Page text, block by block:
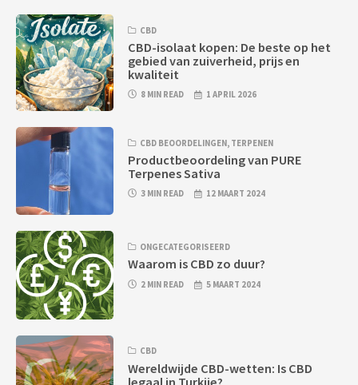
CBD
CBD-isolaat kopen: De beste op het
gebied van zuiverheid, prijs en
kwaliteit
8 MIN READ 1 APRIL 2026
CBD BEOORDELINGEN, TERPENEN
Productbeoordeling van PURE
Terpenes Sativa
3 MIN READ 12 MAART 2024
ONGECATEGORISEERD
Waarom is CBD zo duur?
2 MIN READ 5 MAART 2024
CBD
Wereldwijde CBD-wetten: Is CBD
legaal in Turkije?